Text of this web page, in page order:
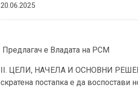
20.06.2025
Предлагач е Владата на РСМ
II. ЦЕЛИ, НАЧЕЛА И ОСНОВНИ
скратена постапка е да